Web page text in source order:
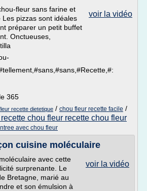
voir la vidéo
fleur sans farine et
pizzas sont idéales
préparer un petit buffet
Onctueuses,
365
recette dietetique / chou fleur recette facile /
chou fleur recette chou fleur
avec chou fleur
cuisine moléculaire
voir la vidéo
avec cette
surprenante. Le
Bretagne, marié au
et son émulsion à